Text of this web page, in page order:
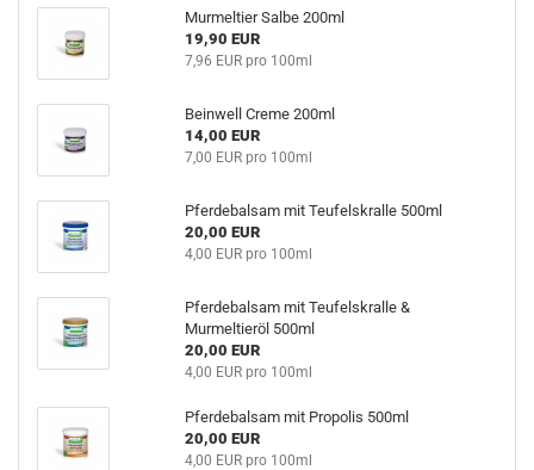
Murmeltier Salbe 200ml
19,90 EUR
7,96 EUR pro 100ml
Beinwell Creme 200ml
14,00 EUR
7,00 EUR pro 100ml
Pferdebalsam mit Teufelskralle 500ml
20,00 EUR
4,00 EUR pro 100ml
Pferdebalsam mit Teufelskralle &
Murmeltieröl 500ml
20,00 EUR
4,00 EUR pro 100ml
Pferdebalsam mit Propolis 500ml
20,00 EUR
4,00 EUR pro 100ml